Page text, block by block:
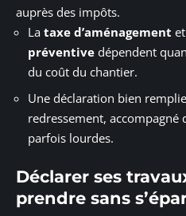
auprès des impôts.
La taxe d’aménagement
préventive dépendent
du coût du chantier.
Une déclaration bien
redressement, accompagné
parfois lourdes.
Déclarer ses
prendre sans